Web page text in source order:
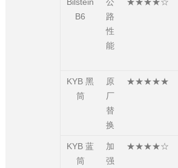
B6
路
性
能
KYB 黑
筒
原
厂
替
换
★★★★★
KYB 蓝
筒
加
强
★★★★☆